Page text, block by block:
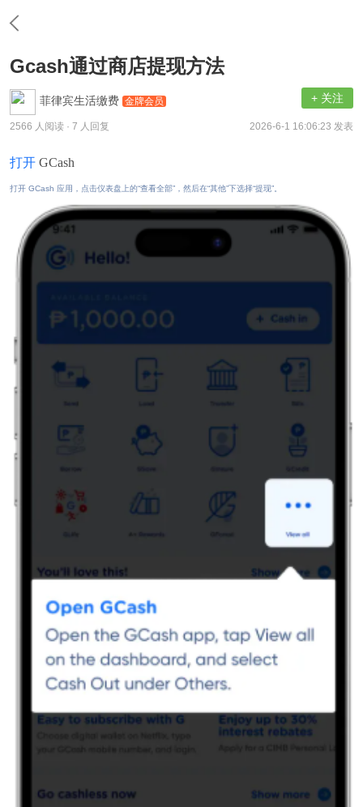
Gcash通过商店提现方法
菲律宾生活缴费 金牌会员 + 关注
2566 人阅读 · 7 人回复 2026-6-1 16:06:23 发表
打开 GCash
打开 GCash 应用，点击仪表盘上的“查看全部”，然后在“其他”下选择“提现”。